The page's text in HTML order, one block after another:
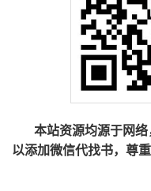
本站资源均源于网
以添加微信代找书，尊